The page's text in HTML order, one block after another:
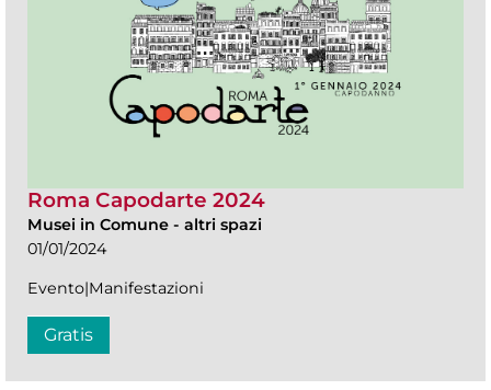
Roma Capodarte 2024
Musei in Comune - altri spazi
01/01/2024
Evento|Manifestazioni
Gratis